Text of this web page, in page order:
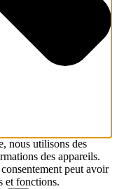
nous utilisons des
des appareils.
peut avoir
et fonctions.